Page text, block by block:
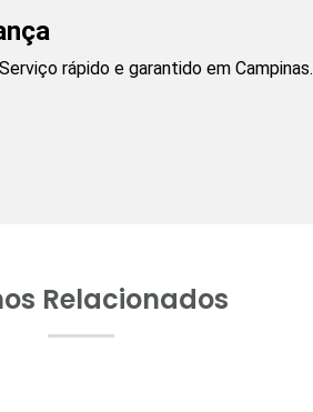
rápido e garantido em Campinas.
Relacionados